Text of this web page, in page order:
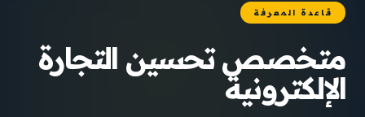
قاعدة المعرفة
متخصص تحسين التجارة
الإلكترونية